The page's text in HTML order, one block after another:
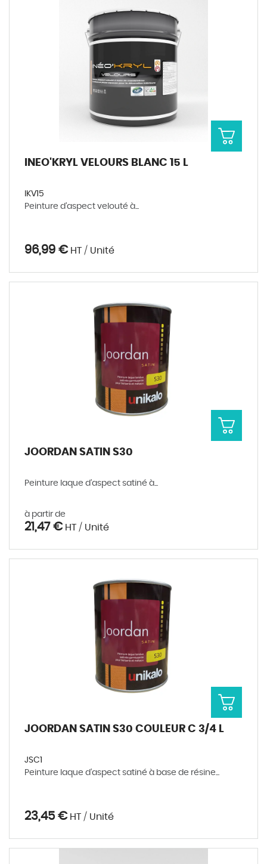
INEO'KRYL VELOURS BLANC 15 L
IKV15
Peinture d’aspect velouté à...
96,99 €HT / Unité
JOORDAN SATIN S30
Peinture laque d'aspect satiné à...
à partir de
21,47 €HT / Unité
JOORDAN SATIN S30 COULEUR C 3/4 L
JSC1
Peinture laque d'aspect satiné à base de résine...
23,45 €HT / Unité